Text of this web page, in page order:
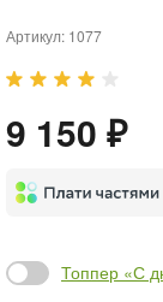
Артикул: 1077
9 150 ₽
Топпер «С